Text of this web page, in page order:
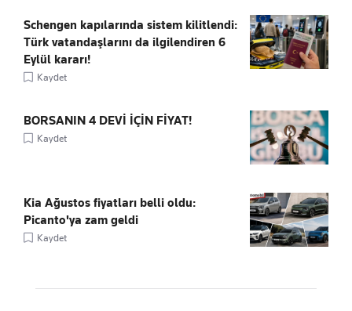
Schengen kapılarında sistem kilitlendi:
Türk vatandaşlarını da ilgilendiren 6
Eylül kararı!
Kaydet
BORSANIN 4 DEVİ İÇİN FİYAT!
Kaydet
Kia Ağustos fiyatları belli oldu:
Picanto'ya zam geldi
Kaydet